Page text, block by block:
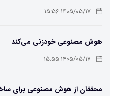
۱۴۰۵/۰۵/۱۷ ۱۵:۵۶
هوش مصنوعی خودزنی می‌کند
۱۴۰۵/۰۵/۱۷ ۱۵:۵۵
محققان از هوش مصنوعی برای